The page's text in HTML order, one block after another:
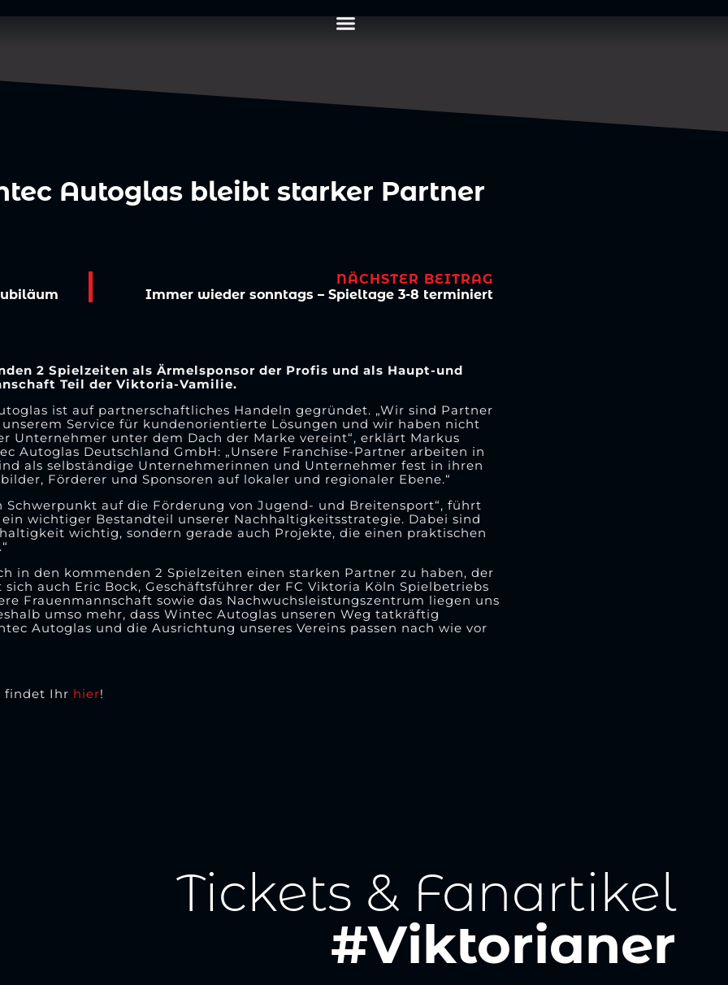
Autoglas bleibt starker Partner
NÄCHSTER BEITRAG
Immer wieder sonntags – Spieltage 3-8 terminiert
2 Spielzeiten als Ärmelsponsor der Profis und als Haupt-und
Teil der Viktoria-Vamilie.
ist auf partnerschaftliches Handeln gegründet. „Wir sind Partner
Service für kundenorientierte Lösungen und wir haben nicht
Unternehmer unter dem Dach der Marke vereint“, erklärt Markus
Autoglas Deutschland GmbH: „Unsere Franchise-Partner arbeiten in
als selbständige Unternehmerinnen und Unternehmer fest in ihren
Förderer und Sponsoren auf lokaler und regionaler Ebene.“
Schwerpunkt auf die Förderung von Jugend- und Breitensport“, führt
wichtiger Bestandteil unserer Nachhaltigkeitsstrategie. Dabei sind
wichtig, sondern gerade auch Projekte, die einen praktischen
in den kommenden 2 Spielzeiten einen starken Partner zu haben, der
auch Eric Bock, Geschäftsführer der FC Viktoria Köln Spielbetriebs
Frauenmannschaft sowie das Nachwuchsleistungszentrum liegen uns
umso mehr, dass Wintec Autoglas unseren Weg tatkräftig
Autoglas und die Ausrichtung unseres Vereins passen nach wie vor
findet Ihr hier!
Tickets & Fanartikel
#Viktorianer